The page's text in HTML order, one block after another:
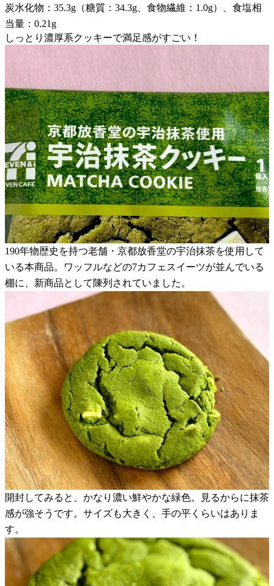
炭水化物：35.3g（糖質：34.3g、食物繊維：1.0g）、食塩相
当量：0.21g
しっとり濃厚系クッキーで満足感がすごい！
190年物歴史を持つ老舗・京都放香堂の宇治抹茶を使用して
いる本商品。ワッフルなどの7カフェスイーツが並んでいる
棚に、新商品として陳列されていました。
開封してみると、かなり濃い鮮やかな緑色。見るからに抹茶
感が強そうです。サイズも大きく、手の平くらいはありま
す。